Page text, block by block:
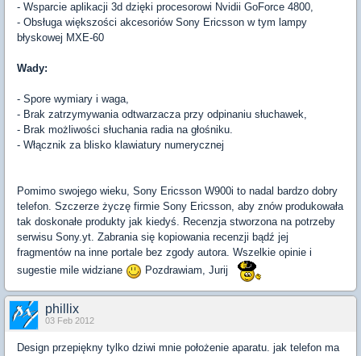
- Wsparcie aplikacji 3d dzięki procesorowi Nvidii GoForce 4800,
- Obsługa większości akcesoriów Sony Ericsson w tym lampy
błyskowej MXE-60
Wady:
- Spore wymiary i waga,
- Brak zatrzymywania odtwarzacza przy odpinaniu słuchawek,
- Brak możliwości słuchania radia na głośniku.
- Włącznik za blisko klawiatury numerycznej
Pomimo swojego wieku, Sony Ericsson W900i to nadal bardzo dobry
telefon. Szczerze życzę firmie Sony Ericsson, aby znów produkowała
tak doskonałe produkty jak kiedyś. Recenzja stworzona na potrzeby
serwisu Sony.yt. Zabrania się kopiowania recenzji bądź jej
fragmentów na inne portale bez zgody autora. Wszelkie opinie i
sugestie mile widziane
Pozdrawiam, Jurij
phillix
03 Feb 2012
Design przepiękny tylko dziwi mnie położenie aparatu. jak telefon ma